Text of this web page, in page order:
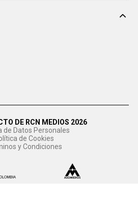
DE RCN MEDIOS 2026
de Datos Personales
de Cookies
y Condiciones